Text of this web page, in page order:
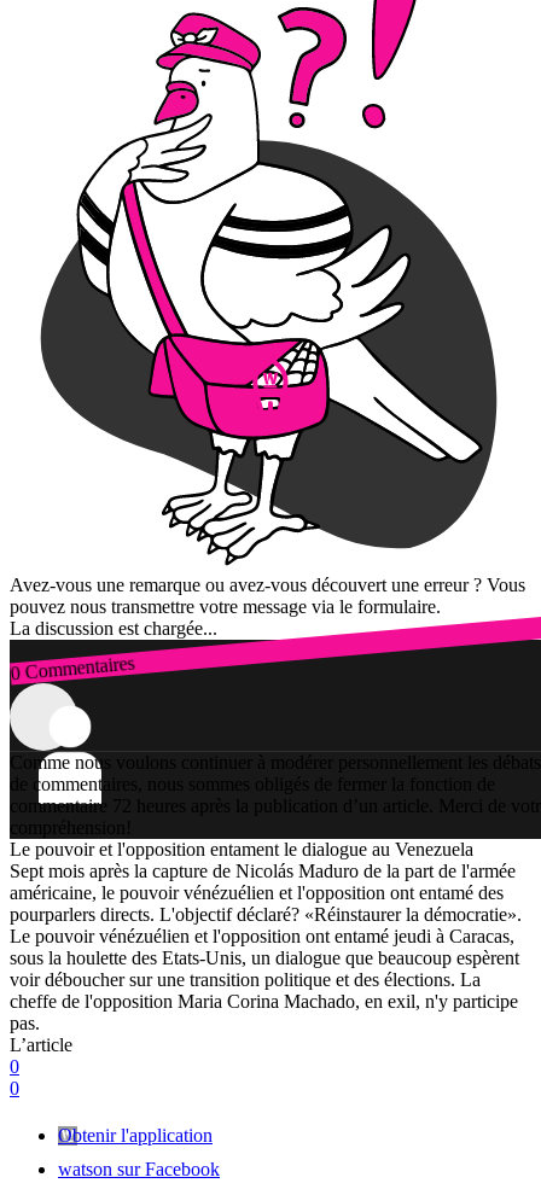
Avez-vous une remarque ou avez-vous découvert une erreur ? Vous
pouvez nous transmettre votre message via le formulaire.
La discussion est chargée...
0 Commentaires
Connexion
Comme nous voulons continuer à modérer personnellement les débats
de commentaires, nous sommes obligés de fermer la fonction de
commentaire 72 heures après la publication d’un article. Merci de
compréhension!
Le pouvoir et l'opposition entament le dialogue au Venezuela
Sept mois après la capture de Nicolás Maduro de la part de l'armée
américaine, le pouvoir vénézuélien et l'opposition ont entamé des
pourparlers directs. L'objectif déclaré? «Réinstaurer la démocratie».
Le pouvoir vénézuélien et l'opposition ont entamé jeudi à Caracas,
sous la houlette des Etats-Unis, un dialogue que beaucoup espèrent
voir déboucher sur une transition politique et des élections. La
cheffe de l'opposition Maria Corina Machado, en exil, n'y participe
pas.
L’article
0
0
Obtenir l'application
watson sur Facebook